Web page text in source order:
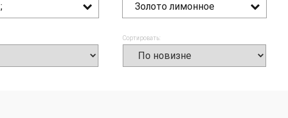
Золото лимонное
Сортировать: